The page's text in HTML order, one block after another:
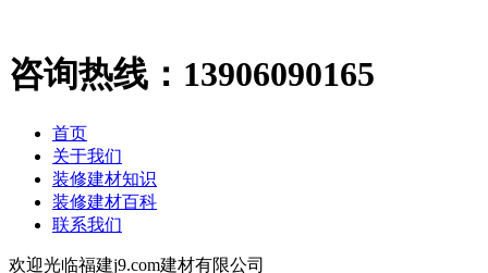
咨询热线： 13906090165
首页
关于我们
装修建材知识
装修建材百科
联系我们
欢迎光临福建j9.com建材有限公司